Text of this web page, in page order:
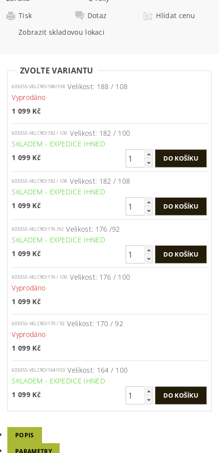
Tisk
Dotaz
Hlídat cenu
Zobrazit skladovou lokaci
ZVOLTE VARIANTU
603355-VELCRO/188/108 Velikost: 188 / 108
Vyprodáno
1 099 Kč
603355-VELCRO/182 / 100 Velikost: 182 / 100
SKLADEM - EXPEDICE IHNED
1 099 Kč
603355-VELCRO/182 / 108 Velikost: 182 / 108
SKLADEM - EXPEDICE IHNED
1 099 Kč
603355-VELCRO/176 /92 Velikost: 176 /92
SKLADEM - EXPEDICE IHNED
1 099 Kč
603355-VELCRO/176 / 100 Velikost: 176 / 100
Vyprodáno
1 099 Kč
603355-VELCRO/170 / 92 Velikost: 170 / 92
Vyprodáno
1 099 Kč
603355-VELCRO/164/100 Velikost: 164 / 100
SKLADEM - EXPEDICE IHNED
1 099 Kč
POPIS
PARAMETRY